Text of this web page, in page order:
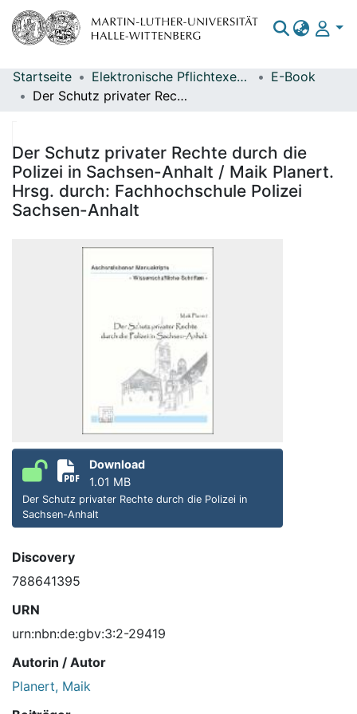
Bereiche & Sammlungen
Statistiken
Startseite Elektronische Pflichtexemplare
E-Book
Der Schutz privater Rechte durch die Polizei in Sachsen-Anhalt / Maik Planert. Hrsg. durch: Fachhochschule Polizei Sachsen-Anhalt
Der Schutz privater Rechte durch die
Polizei in Sachsen-Anhalt / Maik Planert.
Hrsg. durch: Fachhochschule Polizei
Sachsen-Anhalt
Download
1.01 MB
Der Schutz privater Rechte durch die Polizei in
Sachsen-Anhalt
Discovery
788641395
URN
urn:nbn:de:gbv:3:2-29419
Autorin / Autor
Planert, Maik